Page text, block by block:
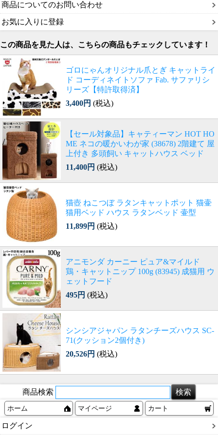
商品についてのお問い合わせ
お気に入りに登録
この商品を見た人は、こちらの商品もチェックしています！
ゴロにゃんオリジナル爪とぎ キャットライ
ド コーディネイトソファ Fab. サファリシ
リーズ【特許取得済】
3,400円 (税込)
【セール対象品】キャティーマン HOT HO
ME ネコの暖かいわが家 (38678) 2階建て 屋
上付き 多頭飼い キャットハウス ベッド
11,400円 (税込)
猫壺 ねこつぼ ラタンキャットポット 猫壷
猫用ベッド ハウス ラタンベッド 壷型
11,899円 (税込)
アニモンダ カーニー ピュア&マイルド
鶏・キャットニップ 100g (83945) 成猫用 ウ
ェットフード
495円 (税込)
シンシアジャパン ラタンチーズハウス SC-
71(クッション2個付き)
20,526円 (税込)
商品検索
ホーム マイページ カート
ログイン